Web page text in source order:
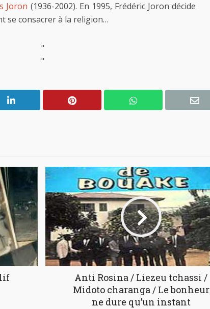
Joron (1936-2002). En 1995, Frédéric Joron décide
se consacrer à la religion…
"
"
Anti Rosina / Liezeu tchassi /
Midoto charanga / Le bonheur
ne dure qu’un instant